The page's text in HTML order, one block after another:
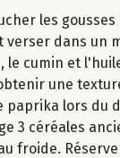
les
verser dans un
le cumin et
une
paprika lors du
3 céréales
froide.